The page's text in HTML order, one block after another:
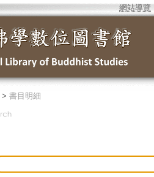
網站導覽
> 書目明細